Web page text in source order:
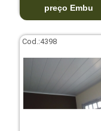
preço Embu
Cod.:4398